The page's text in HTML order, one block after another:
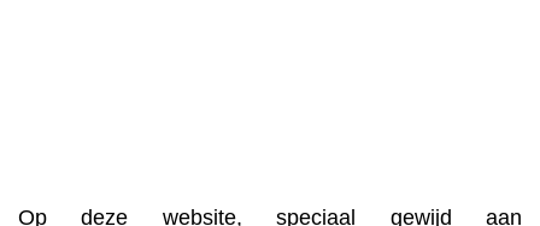
Op deze website, speciaal gewijd aan